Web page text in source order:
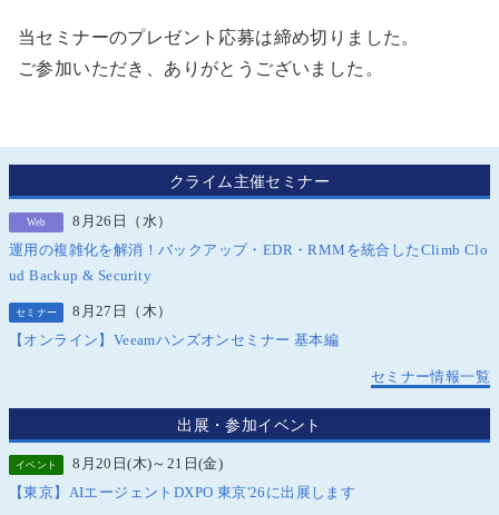
当セミナーのプレゼント応募は締め切りました。
ご参加いただき、ありがとうございました。
クライム主催セミナー
Web
8月26日（水）
運用の複雑化を解消！バックアップ・EDR・RMMを統合したClimb Clo
ud Backup & Security
セミナー
8月27日（木）
【オンライン】Veeamハンズオンセミナー 基本編
セミナー情報一覧
出展・参加イベント
イベント
8月20日(木)～21日(金)
【東京】AIエージェントDXPO 東京'26に出展します